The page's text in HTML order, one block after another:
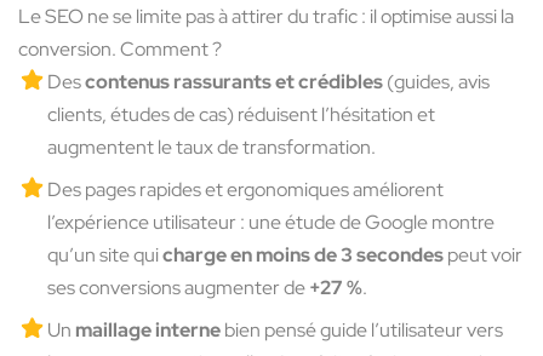
Le SEO ne se limite pas à attirer du trafic : il optimise aussi la
conversion. Comment ?
Descontenus rassurants et crédibles(guides, avis
clients, études de cas) réduisent l’hésitation et
augmentent le taux de transformation.
Des pages rapides et ergonomiques améliorent
l’expérience utilisateur : une étude de Google montre
qu’un site quicharge en moins de 3 secondespeut voir
ses conversions augmenter de+27 %.
Un maillage internebien pensé guide l’utilisateur vers